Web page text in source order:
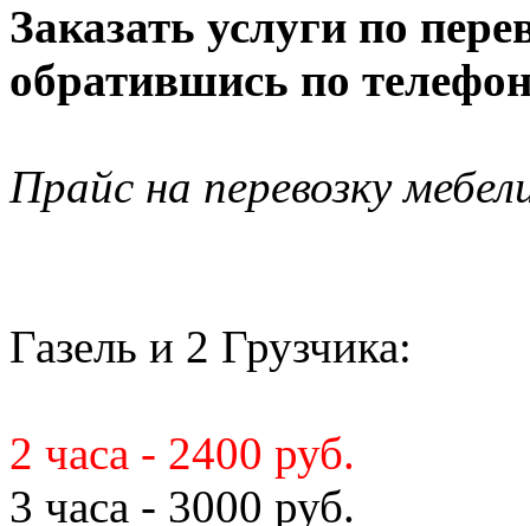
Заказать услуги по
обратившись по
Прайс на перевозку
Газель и 2 Грузчика:
2 часа - 2400 руб.
3 часа - 3000 руб.